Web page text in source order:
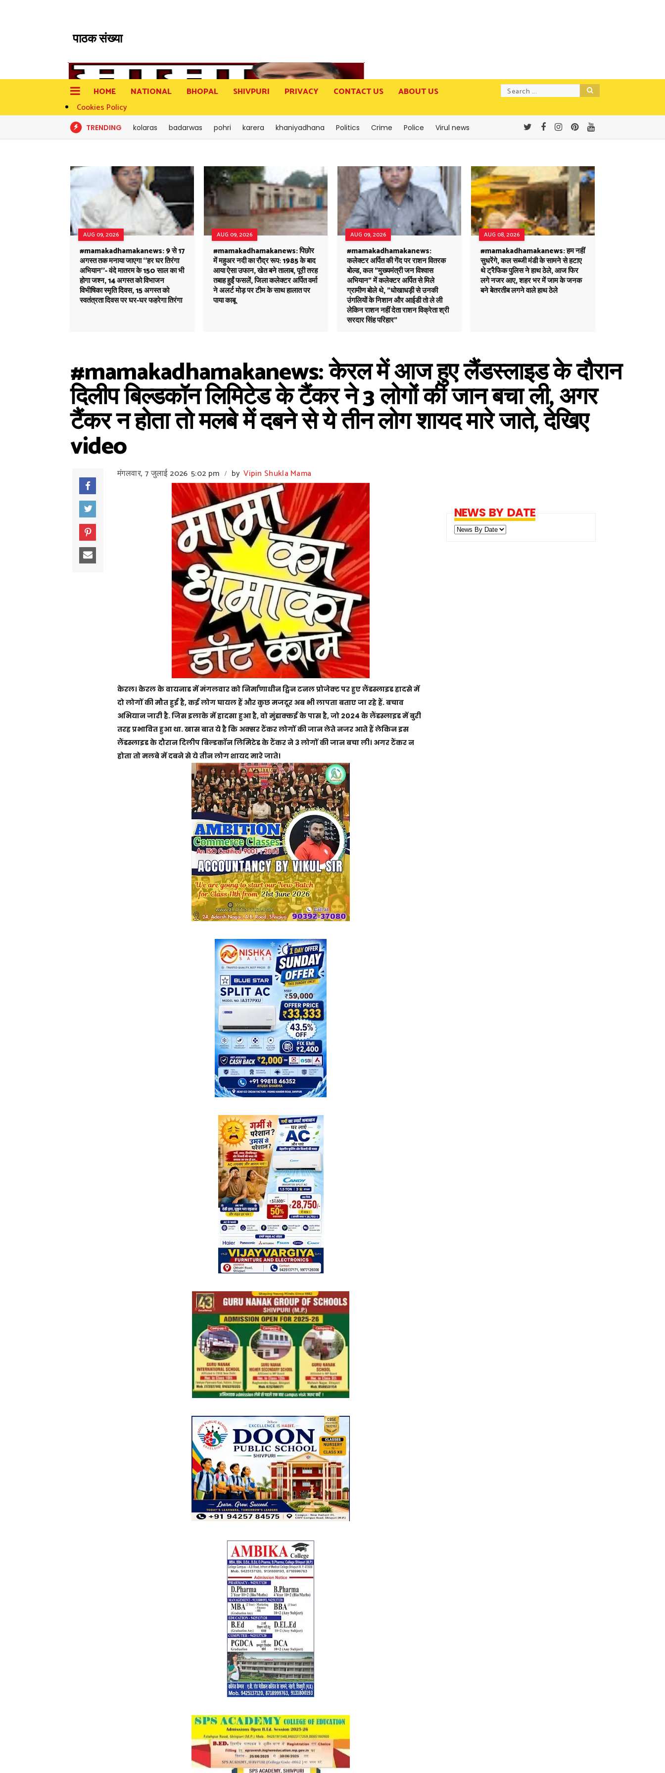
पाठक संख्या
HOME NATIONAL BHOPAL SHIVPURI PRIVACY CONTACT US
ABOUT US
Cookies Policy
TRENDING kolaras badarwas pohri karera khaniyadhana Politics Crime Police Virul news
AUG 09, 2026
#mamakadhamakanews: 9 से 17
अगस्त तक मनाया जाएगा ‘‘हर घर तिरंगा
अभियान’’- वंदे मातरम के 150 साल का भी
होगा जश्न, 14 अगस्त को विभाजन
विभीषिका स्मृति दिवस, 15 अगस्त को
स्वतंत्रता दिवस पर घर-घर फहरेगा तिरंगा
AUG 09, 2026
#mamakadhamakanews: पिछोर
में महुअर नदी का रौद्र रूप: 1985 के बाद
आया ऐसा उफान, खेत बने तालाब, पूरी तरह
तबाह हुईं फसलें, जिला कलेक्टर अर्पित वर्मा
ने अलर्ट मोड़ पर टीम के साथ हालात पर
पाया काबू
AUG 09, 2026
#mamakadhamakanews:
कलेक्टर अर्पित की गेंद पर राशन वितरक
बोल्ड, कल "मुख्यमंत्री जन विश्वास
अभियान" में कलेक्टर अर्पित से मिले
ग्रामीण बोले थे, "धोखाधड़ी से उनकी
उंगलियों के निशान और आईडी तो ले ली
लेकिन राशन नहीं देता राशन विक्रेता श्री
सरदार सिंह परिहार"
AUG 08, 2026
#mamakadhamakanews: हम नहीं
सुधरेंगे, कल सब्जी मंडी के सामने से हटाए
थे ट्रैफिक पुलिस ने हाथ ठेले, आज फिर
लगे नजर आए, शहर भर में जाम के जनक
बने बेतरतीब लगने वाले हाथ ठेले
#mamakadhamakanews: केरल में आज हुए लैंडस्लाइड के दौरान
दिलीप बिल्डकॉन लिमिटेड के टैंकर ने 3 लोगों की जान बचा ली, अगर
टैंकर न होता तो मलबे में दबने से ये तीन लोग शायद मारे जाते, देखिए
video
मंगलवार, 7 जुलाई 2026 5:02 pm / by Vipin Shukla Mama
केरल। केरल के वायनाड में मंगलवार को निर्माणाधीन ट्विन टनल प्रोजेक्ट पर हुए लैंडस्लाइड हादसे में
दो लोगों की मौत हुई है, कई लोग घायल हैं और कुछ मजदूर अब भी लापता बताए जा रहे हैं. बचाव
अभियान जारी है. जिस इलाके में हादसा हुआ है, वो मुंडाक्कई के पास है, जो 2024 के लैंडस्लाइड में बुरी
तरह प्रभावित हुआ था. खास बात ये है कि अक्सर टैंकर लोगों की जान लेते नजर आते हैं लेकिन इस
लैंडस्लाइड के दौरान दिलीप बिल्डकॉन लिमिटेड के टैंकर ने 3 लोगों की जान बचा ली। अगर टैंकर न
होता तो मलबे में दबने से ये तीन लोग शायद मारे जाते।
NEWS BY DATE